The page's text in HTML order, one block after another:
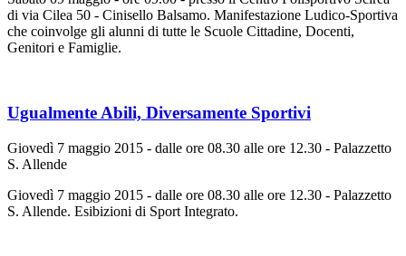
di via Cilea 50 - Cinisello Balsamo. Manifestazione Ludico-Sportiva
che coinvolge gli alunni di tutte le Scuole Cittadine, Docenti,
Genitori e Famiglie.
Ugualmente Abili, Diversamente Sportivi
Giovedì 7 maggio 2015 - dalle ore 08.30 alle ore 12.30 - Palazzetto
S. Allende
Giovedì 7 maggio 2015 - dalle ore 08.30 alle ore 12.30 - Palazzetto
S. Allende. Esibizioni di Sport Integrato.